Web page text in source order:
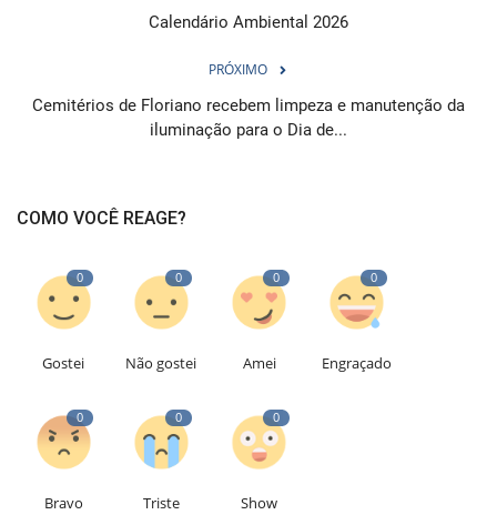
Calendário Ambiental 2026
PRÓXIMO
Cemitérios de Floriano recebem limpeza e manutenção da
iluminação para o Dia de...
COMO VOCÊ REAGE?
0
Gostei
0
Não gostei
0
Amei
0
Engraçado
0
Bravo
0
Triste
0
Show